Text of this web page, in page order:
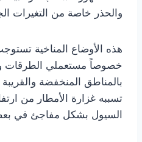
والحذر خاصة من التغيرات
هذه الأوضاع المناخية
خصوصاً مستعملي الطرقات
بالمناطق المنخفضة
تسببه غزارة الأمطار من
السيول بشكل مفاجئ في